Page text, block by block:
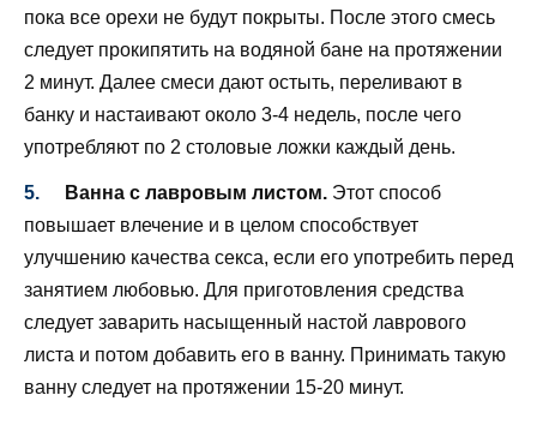
пока все орехи не будут покрыты. После этого смесь
следует прокипятить на водяной бане на протяжении
2 минут. Далее смеси дают остыть, переливают в
банку и настаивают около 3-4 недель, после чего
употребляют по 2 столовые ложки каждый день.
Ванна с лавровым листом.Этот способ
повышает влечение и в целом способствует
улучшению качества секса, если его употребить перед
занятием любовью. Для приготовления средства
следует заварить насыщенный настой лаврового
листа и потом добавить его в ванну. Принимать такую
ванну следует на протяжении 15-20 минут.